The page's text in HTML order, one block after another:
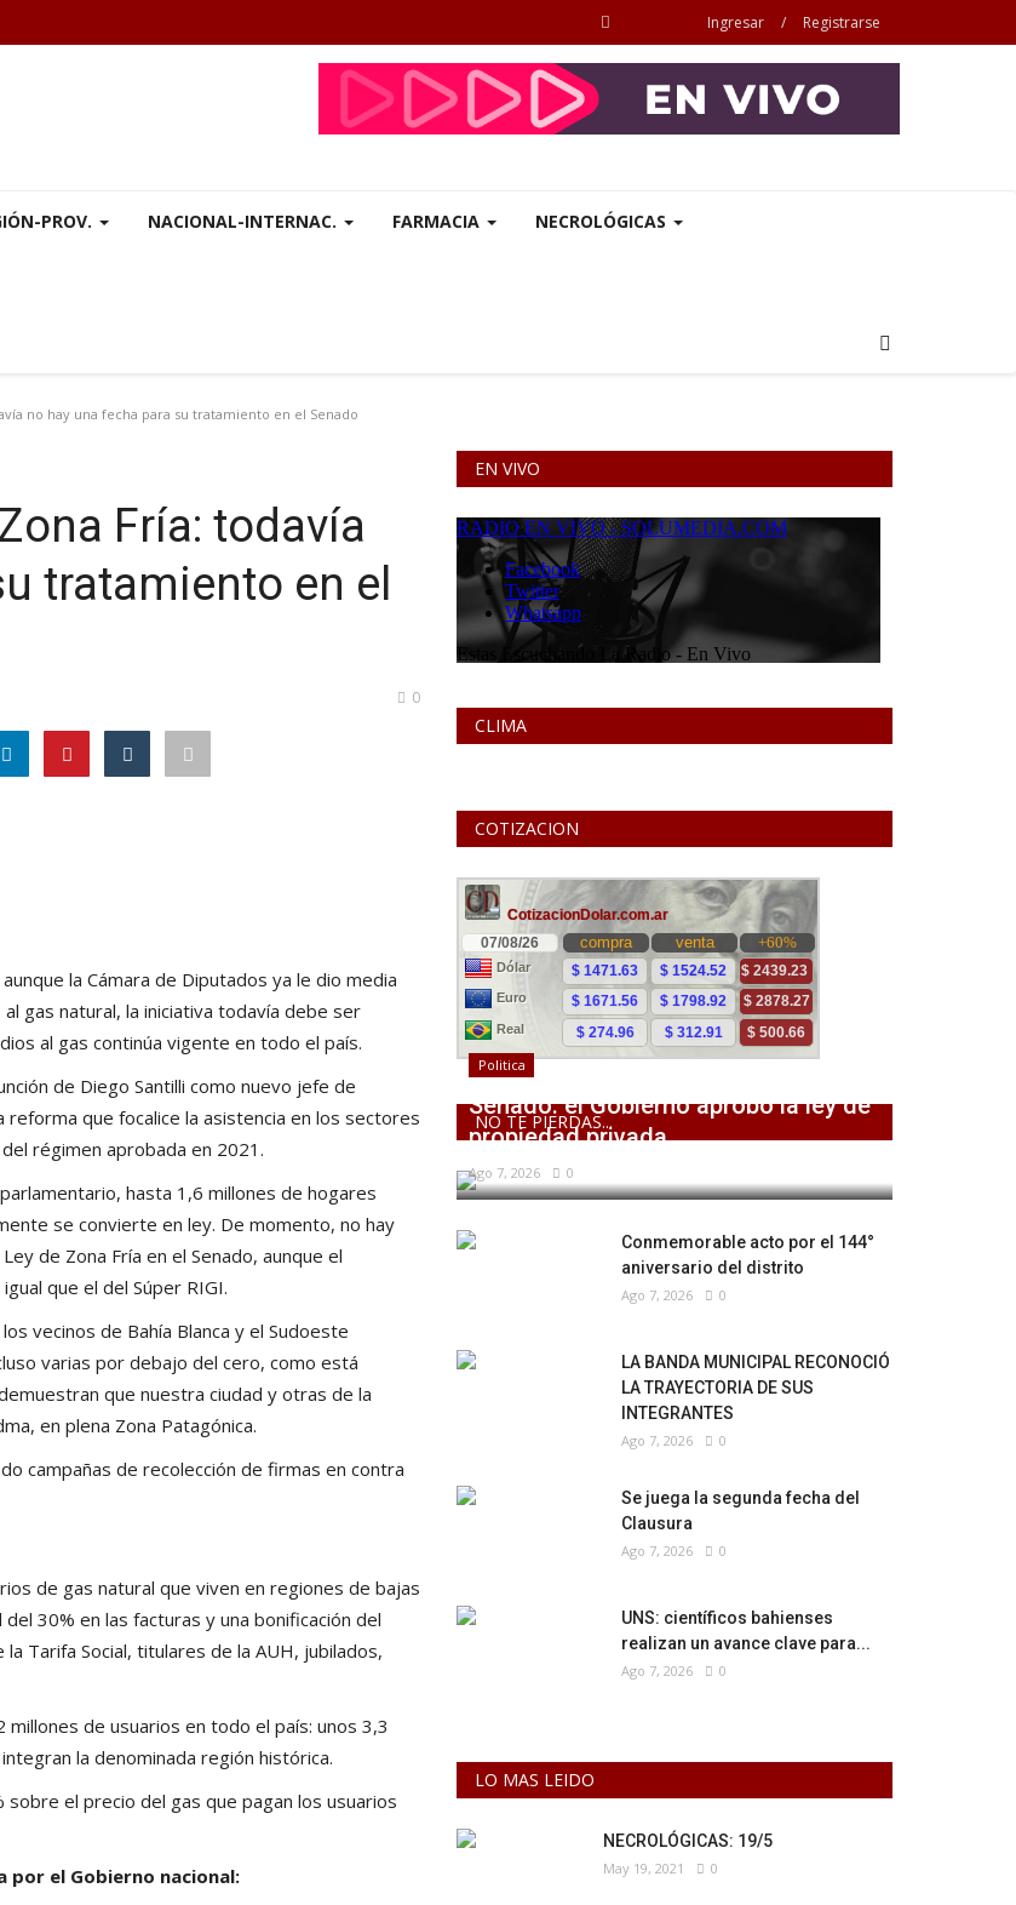
Ingresar / Registrarse
PROV. NACIONAL-INTERNAC. FARMACIA NECROLÓGICAS
no hay una fecha para su tratamiento en el Senado
Fría: todavía
tratamiento en el
0
la Cámara de Diputados ya le dio media
gas natural, la iniciativa todavía debe ser
al gas continúa vigente en todo el país.
de Diego Santilli como nuevo jefe de
que focalice la asistencia en los sectores
régimen aprobada en 2021.
hasta 1,6 millones de hogares
se convierte en ley. De momento, no hay
de Zona Fría en el Senado, aunque el
que el del Súper RIGI.
vecinos de Bahía Blanca y el Sudoeste
varias por debajo del cero, como está
que nuestra ciudad y otras de la
en plena Zona Patagónica.
campañas de recolección de firmas en contra
de gas natural que viven en regiones de bajas
30% en las facturas y una bonificación del
Tarifa Social, titulares de la AUH, jubilados,
de usuarios en todo el país: unos 3,3
la denominada región histórica.
el precio del gas que pagan los usuarios
por el Gobierno nacional:
EN VIVO
CLIMA
COTIZACION
NO TE PIERDAS...
Politica
Senado: el Gobierno aprobó la ley de
propiedad privada,...
Ago 7, 2026 0
Conmemorable acto por el 144°
aniversario del distrito
Ago 7, 2026 0
LA BANDA MUNICIPAL RECONOCIÓ
LA TRAYECTORIA DE SUS
INTEGRANTES
Ago 7, 2026 0
Se juega la segunda fecha del
Clausura
Ago 7, 2026 0
UNS: científicos bahienses
realizan un avance clave para...
Ago 7, 2026 0
LO MAS LEIDO
NECROLÓGICAS: 19/5
May 19, 2021 0